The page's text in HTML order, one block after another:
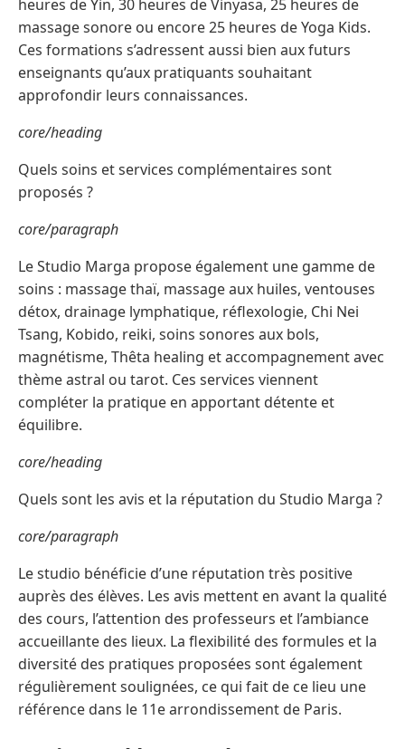
heures de Yin, 30 heures de Vinyasa, 25 heures de
massage sonore ou encore 25 heures de Yoga Kids.
Ces formations s’adressent aussi bien aux futurs
enseignants qu’aux pratiquants souhaitant
approfondir leurs connaissances.
core/heading
Quels soins et services complémentaires sont
proposés ?
core/paragraph
Le Studio Marga propose également une gamme de
soins : massage thaï, massage aux huiles, ventouses
détox, drainage lymphatique, réflexologie, Chi Nei
Tsang, Kobido, reiki, soins sonores aux bols,
magnétisme, Thêta healing et accompagnement avec
thème astral ou tarot. Ces services viennent
compléter la pratique en apportant détente et
équilibre.
core/heading
Quels sont les avis et la réputation du Studio Marga ?
core/paragraph
Le studio bénéficie d’une réputation très positive
auprès des élèves. Les avis mettent en avant la qualité
des cours, l’attention des professeurs et l’ambiance
accueillante des lieux. La flexibilité des formules et la
diversité des pratiques proposées sont également
régulièrement soulignées, ce qui fait de ce lieu une
référence dans le 11e arrondissement de Paris.